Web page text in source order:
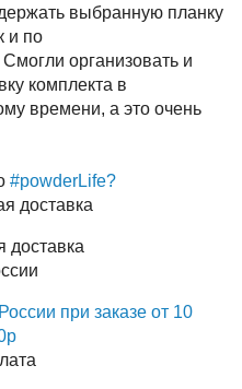
выбранную планку
и по
организовать и
комплекта в
времени, а это очень
#powderLife?
доставка
при заказе от 10